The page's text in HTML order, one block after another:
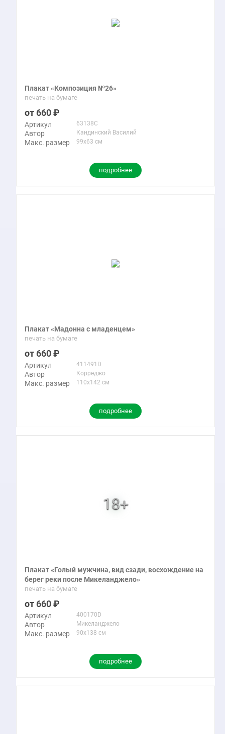
Плакат «Композиция №26»
печать на бумаге
660
Артикул 63138C
Автор Кандинский Василий
Макс. размер 99x63 см
подробнее
Плакат «Мадонна с младенцем»
печать на бумаге
660
Артикул 411491D
Автор Корреджо
Макс. размер 110x142 см
подробнее
Плакат «Голый мужчина, вид сзади, восхождение на
берег реки после Микеланджело»
печать на бумаге
660
Артикул 400170D
Автор Микеланджело
Макс. размер 90x138 см
подробнее